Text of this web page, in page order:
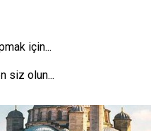
için...
siz olun...